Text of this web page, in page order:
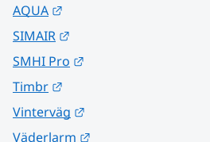
AQUA
SIMAIR
SMHI Pro
Timbr
Vinterväg
Väderlarm